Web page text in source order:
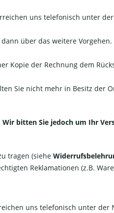
uns telefonisch unter
über das weitere
Kopie der Rechnung dem
Sie nicht mehr in Besitz der
bitten Sie jedoch um Ihr
tragen (siehe
Reklamationen (z.B.
uns telefonisch unter der